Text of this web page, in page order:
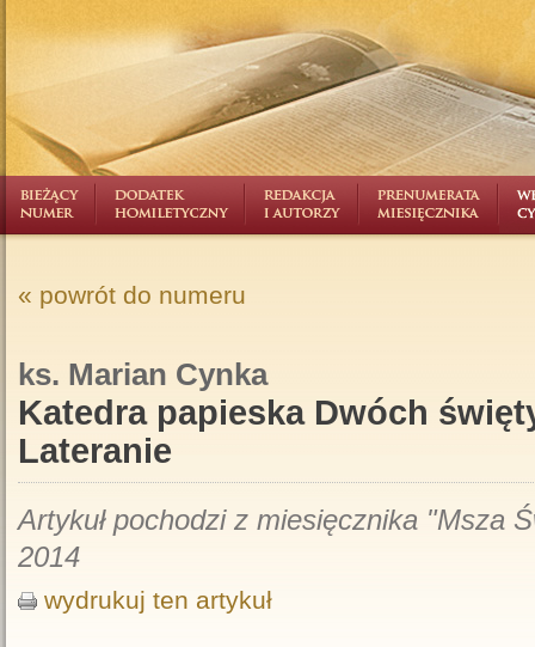
« powrót do numeru
ks. Marian Cynka
Katedra papieska Dwóch
Lateranie
Artykuł pochodzi z miesięcznika "Msza
2014
wydrukuj ten artykuł